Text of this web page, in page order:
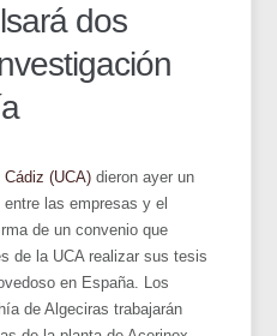
dos
Cádiz (UCA) dieron ayer un
las empresas y el
de un convenio que
de la UCA realizar sus tesis
en España. Los
de Algeciras trabajarán